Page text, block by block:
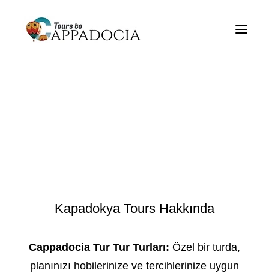
Kapadokya Tours Hakkında
Kapadokya Tours Hakkında
Cappadocia Tur Tur Turları: Özel bir turda,
planınızı hobilerinize ve tercihlerinize uygun